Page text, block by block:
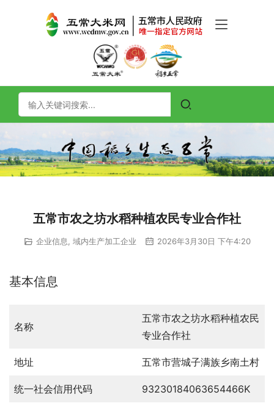
五常市农之坊水稻种植农民专业合作社
企业信息 域内生产加工企业 2026年3月30日 下午4:20
基本信息
名称
五常市农之坊水稻种植农民
专业合作社
地址 五常市营城子满族乡南土村
统一社会信用代码 93230184063654466K